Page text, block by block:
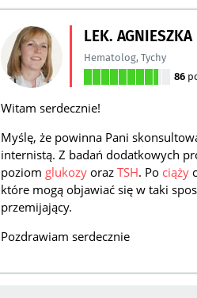
LEK.
Hematolog,Tychy
86
Witam serdecznie!
Myślę, że powinna Pani
internistą. Z badań dodatkowych
poziom glukozy oraz TSH. Po ciąży
które mogą objawiać się w taki
przemijający.
Pozdrawiam serdecznie